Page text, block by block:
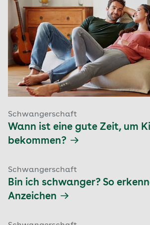
Schwangerschaft
Wann ist eine gute Zeit, um
bekommen?
Schwangerschaft
Bin ich schwanger? So
Anzeichen